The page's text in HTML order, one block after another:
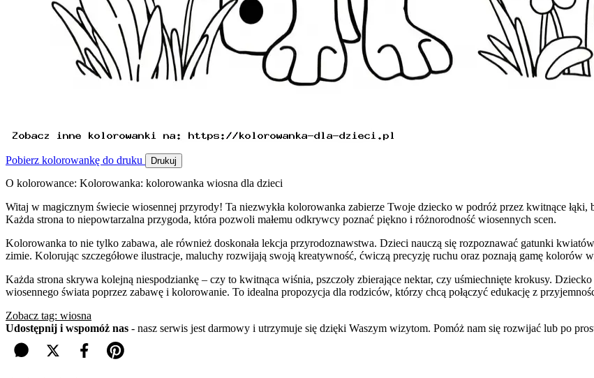
Pobierz kolorowankę do druku Drukuj
O kolorowance: Kolorowanka: kolorowanka wiosna dla dzieci
Witaj w magicznym świecie wiosennej przyrody! Ta niezwykła kolorowanka zabierze Twoje dziecko w podróż przez kwitnące
Każda strona to niepowtarzalna przygoda, która pozwoli małemu odkrywcy poznać piękno i różnorodność wiosennych scen.
Kolorowanka to nie tylko zabawa, ale również doskonała lekcja przyrodoznawstwa. Dzieci nauczą się rozpoznawać gatunki
zimie. Kolorując szczegółowe ilustracje, maluchy rozwijają swoją kreatywność, ćwiczą precyzję ruchu oraz poznają gamę kolorów
Każda strona skrywa kolejną niespodziankę – czy to kwitnąca wiśnia, pszczoły zbierające nektar, czy uśmiechnięte krokusy.
wiosennego świata poprzez zabawę i kolorowanie. To idealna propozycja dla rodziców, którzy chcą połączyć edukację z
Zobacz tag: wiosna
Udostępnij i wspomóż nas - nasz serwis jest darmowy i utrzymuje się dzięki Waszym wizytom. Pomóż nam się rozwijać lub po